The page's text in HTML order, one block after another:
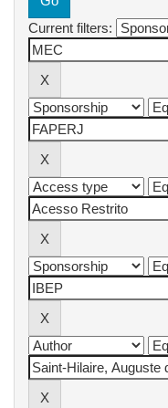
Current filters: